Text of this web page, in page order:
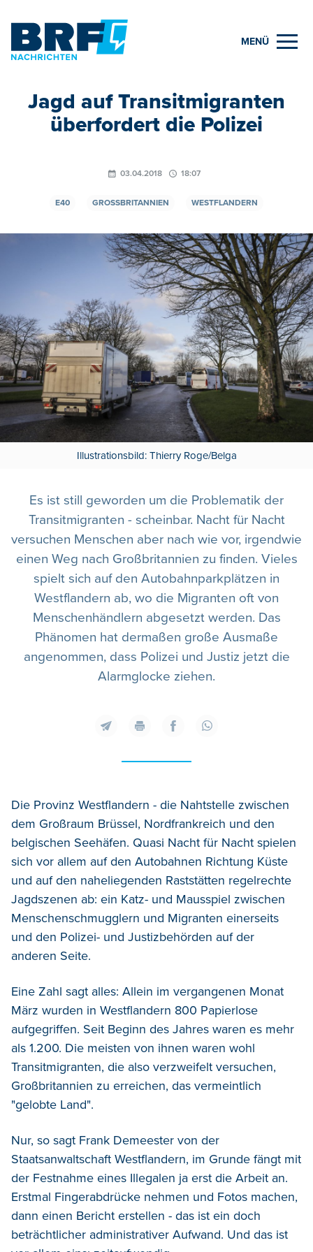
MENÜ
Jagd auf Transitmigranten
überfordert die Polizei
03.04.2018 18:07
E40 GROSSBRITANNIEN WESTFLANDERN
Illustrationsbild: Thierry Roge/Belga
Es ist still geworden um die Problematik der
Transitmigranten - scheinbar. Nacht für Nacht
versuchen Menschen aber nach wie vor, irgendwie
einen Weg nach Großbritannien zu finden. Vieles
spielt sich auf den Autobahnparkplätzen in
Westflandern ab, wo die Migranten oft von
Menschenhändlern abgesetzt werden. Das
Phänomen hat dermaßen große Ausmaße
angenommen, dass Polizei und Justiz jetzt die
Alarmglocke ziehen.
Die Provinz Westflandern - die Nahtstelle zwischen
dem Großraum Brüssel, Nordfrankreich und den
belgischen Seehäfen. Quasi Nacht für Nacht spielen
sich vor allem auf den Autobahnen Richtung Küste
und auf den naheliegenden Raststätten regelrechte
Jagdszenen ab: ein Katz- und Mausspiel zwischen
Menschenschmugglern und Migranten einerseits
und den Polizei- und Justizbehörden auf der
anderen Seite.
Eine Zahl sagt alles: Allein im vergangenen Monat
März wurden in Westflandern 800 Papierlose
aufgegriffen. Seit Beginn des Jahres waren es mehr
als 1.200. Die meisten von ihnen waren wohl
Transitmigranten, die also verzweifelt versuchen,
Großbritannien zu erreichen, das vermeintlich
"gelobte Land".
Nur, so sagt Frank Demeester von der
Staatsanwaltschaft Westflandern, im Grunde fängt mit
der Festnahme eines Illegalen ja erst die Arbeit an.
Erstmal Fingerabdrücke nehmen und Fotos machen,
dann einen Bericht erstellen - das ist ein doch
beträchtlicher administrativer Aufwand. Und das ist